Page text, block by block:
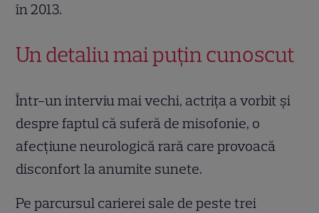
în 2013.
Un detaliu mai puțin cunoscut
Într-un interviu mai vechi, actrița a vorbit și
despre faptul că suferă de misofonie, o
afecțiune neurologică rară care provoacă
disconfort la anumite sunete.
Pe parcursul carierei sale de peste trei